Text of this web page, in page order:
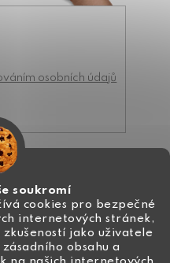
soukromí
cookies pro bezpečné
internetových stránek,
jako uživatele
obsahu a
osobních údajů